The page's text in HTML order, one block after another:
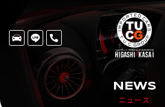
ニュース
NEWS